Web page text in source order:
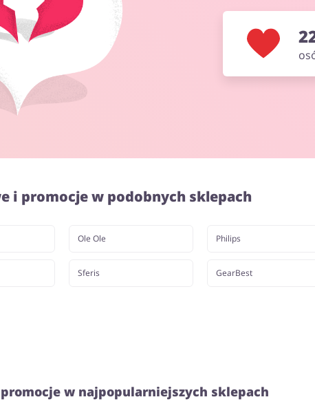
i promocje w podobnych sklepach
Ole Ole
Sferis
Philips
GearBest
w najpopularniejszych sklepach